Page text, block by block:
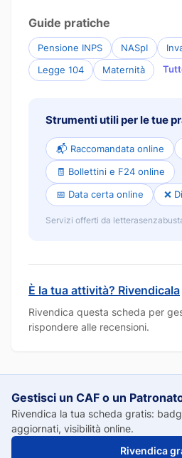
Guide pratiche
Pensione INPS NASpI
Legge 104
Maternità
Strumenti utili per le tue
📬 Raccomandata online
🧾 Bollettini e F24 online
📅 Data certa online ❌
Servizi offerti da
È la tua attività? Rivendicala
Rivendica questa scheda per
rispondere alle recensioni.
Gestisci un CAF o un
Rivendica la tua scheda gratis:
aggiornati, visibilità online.
Rivendica